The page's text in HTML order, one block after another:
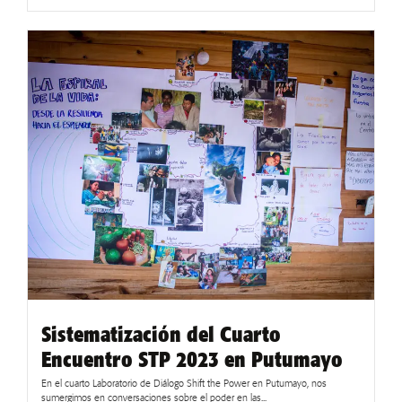
Sistematización del Cuarto
Encuentro STP 2023 en Putumayo
En el cuarto Laboratorio de Diálogo Shift the Power en Putumayo, nos
sumergimos en conversaciones sobre el poder en las...